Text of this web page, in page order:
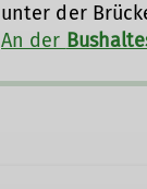
unter der
An der